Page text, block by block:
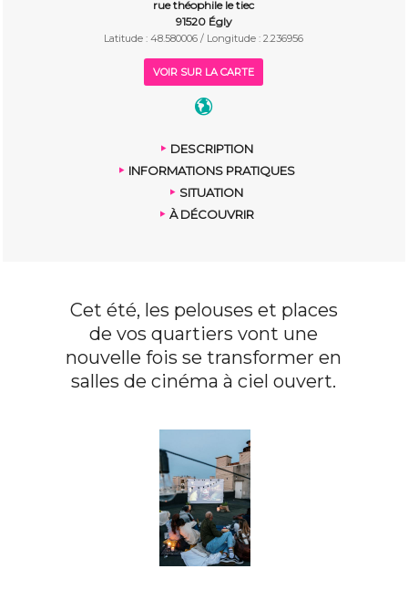
rue théophile le tiec
91520 Égly
Latitude : 48.580006 / Longitude : 2.236956
VOIR SUR LA CARTE
DESCRIPTION
INFORMATIONS PRATIQUES
SITUATION
À DÉCOUVRIR
Cet été, les pelouses et places
de vos quartiers vont une
nouvelle fois se transformer en
salles de cinéma à ciel ouvert.